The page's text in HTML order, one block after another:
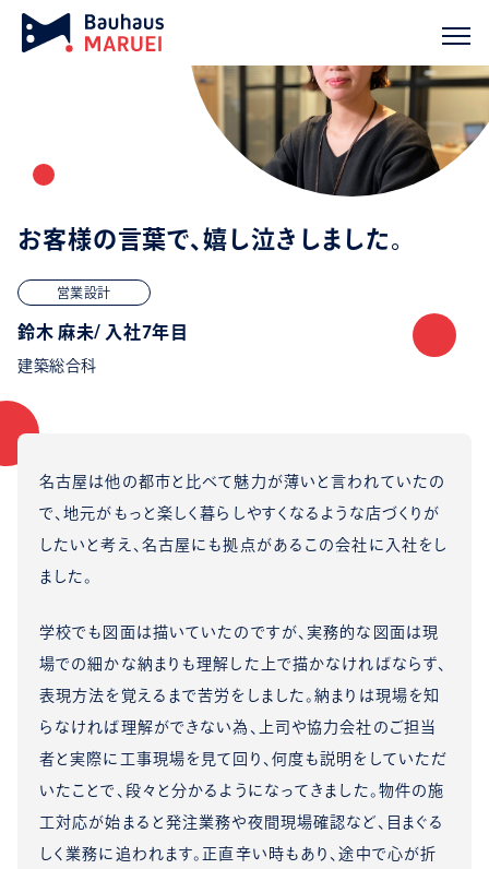
お客様の言葉で、嬉し泣きしました。
営業設計
鈴木 麻未/ 入社7年目
建築総合科
名古屋は他の都市と比べて魅力が薄いと言われていたの
で、地元がもっと楽しく暮らしやすくなるような店づくりが
したいと考え、名古屋にも拠点があるこの会社に入社をし
ました。
学校でも図面は描いていたのですが、実務的な図面は現
場での細かな納まりも理解した上で描かなければならず、
表現方法を覚えるまで苦労をしました。納まりは現場を知
らなければ理解ができない為、上司や協力会社のご担当
者と実際に工事現場を見て回り、何度も説明をしていただ
いたことで、段々と分かるようになってきました。物件の施
工対応が始まると発注業務や夜間現場確認など、目まぐる
しく業務に追われます。正直辛い時もあり、途中で心が折